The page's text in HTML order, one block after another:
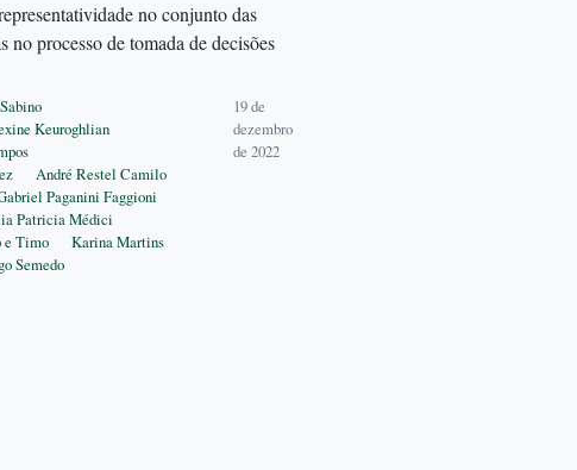
no conjunto das
processo de tomada de decisões
Keuroghlian
André Restel Camilo
Paganini Faggioni
Patricia Médici
e Timo
Karina Martins
Semedo
19 de
dezembro
de 2022